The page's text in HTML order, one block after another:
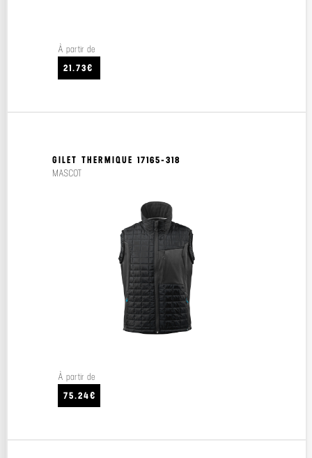
À partir de
21.73€
GILET THERMIQUE 17165-318
MASCOT
À partir de
75.24€